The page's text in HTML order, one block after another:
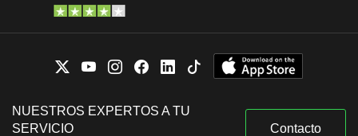
NUESTROS EXPERTOS A TU
SERVICIO
Contacto